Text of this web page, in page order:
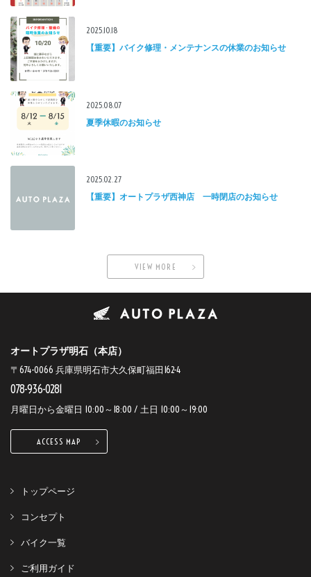
2025.10.18
【重要】バイク修理・メンテナンスの休業のお知らせ
2025.08.07
夏季休暇のお知らせ
2025.02.27
【重要】オートプラザ西神店 一時閉店のお知らせ
VIEW MORE
オートプラザ明石（本店）
〒674-0066 兵庫県明石市大久保町福田162-4
078-936-0281
月曜日から金曜日 10:00～18:00 / 土日 10:00～19:00
ACCESS MAP
トップページ
コンセプト
バイク一覧
ご利用ガイド